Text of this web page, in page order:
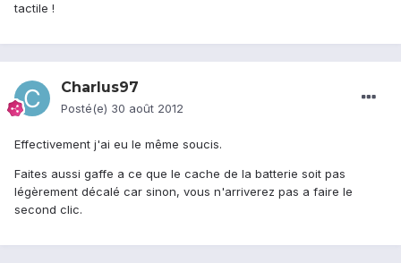
tactile !
Charlus97
Posté(e) 30 août 2012
Effectivement j'ai eu le même soucis.
Faites aussi gaffe a ce que le cache de la batterie soit pas
légèrement décalé car sinon, vous n'arriverez pas a faire le
second clic.